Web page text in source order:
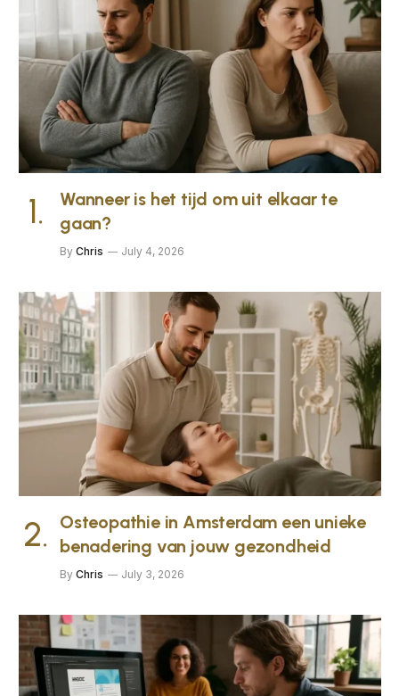
Wanneer is het tijd om uit elkaar te
gaan?
By Chris July 4, 2026
Osteopathie in Amsterdam een unieke
benadering van jouw gezondheid
By Chris July 3, 2026